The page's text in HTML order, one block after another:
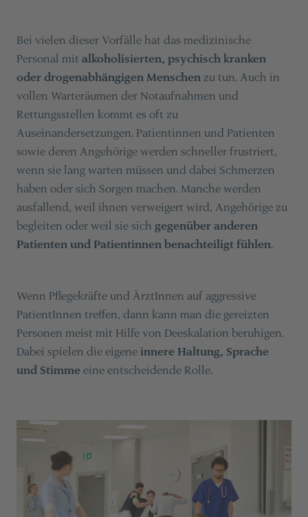
Bei vielen dieser Vorfälle hat das medizinische
Personal mit alkoholisierten, psychisch kranken
oder drogenabhängigen Menschen zu tun. Auch in
vollen Warteräumen der Notaufnahmen und
Rettungsstellen kommt es oft zu
Auseinandersetzungen. Patientinnen und Patienten
sowie deren Angehörige werden schneller frustriert,
wenn sie lang warten müssen und dabei Schmerzen
haben oder sich Sorgen machen. Manche werden
ausfallend, weil ihnen verweigert wird, Angehörige zu
begleiten oder weil sie sich gegenüber anderen
Patienten und Patientinnen benachteiligt fühlen.
Wenn Pflegekräfte und ÄrztInnen auf aggressive
PatientInnen treffen, dann kann man die gereizten
Personen meist mit Hilfe von Deeskalation beruhigen.
Dabei spielen die eigeneinnere Haltung, Sprache
und Stimmeeine entscheidende Rolle.